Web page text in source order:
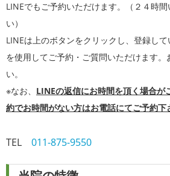
LINEでもご予約いただけます。（２４時
い）
LINEは上のボタンをクリックし、登録し
を使用してご予約・ご質問いただけます。
い。
※なお、 LINEの返信にお時間を頂く場合が
約でお時間がない方はお電話にてご予約下
TEL 011-875-9550